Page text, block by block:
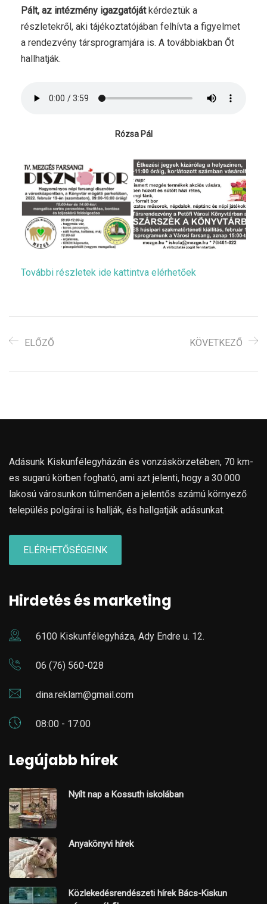
Pált, az intézmény igazgatójátkérdeztük a
részletekről, aki tájékoztatójában felhívta a figyelmet
a rendezvény társprogramjára is. A továbbiakban Őt
hallhatják.
Rózsa Pál
További részletek ide kattintva elérhetőek
ELŐZŐ KÖVETKEZŐ
Adásunk Kiskunfélegyházán és vonzáskörzetében, 70 km-
es sugarú körben fogható, ami azt jelenti, hogy a 30.000
lakosú városunkon túlmenően a jelentős számú környező
település polgárai is hallják, és hallgatják adásunkat.
ELÉRHETŐSÉGEINK
Hirdetés és marketing
6100 Kiskunfélegyháza, Ady Endre u. 12.
06 (76) 560-028
dina.reklam@gmail.com
08:00 - 17:00
Legújabb hírek
Nyílt nap a Kossuth iskolában
Anyakönyvi hírek
Közlekedésrendészeti hírek Bács-Kiskun